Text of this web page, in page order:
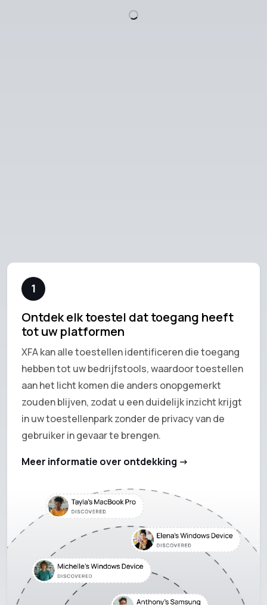
1
Ontdek elk toestel dat toegang heeft
tot uw platformen
XFA kan alle toestellen identificeren die toegang
hebben tot uw bedrijfstools, waardoor toestellen
aan het licht komen die anders onopgemerkt
zouden blijven, zodat u een duidelijk inzicht krijgt
in uw toestellenpark zonder de privacy van de
gebruiker in gevaar te brengen.
Meer informatie over ontdekking ->